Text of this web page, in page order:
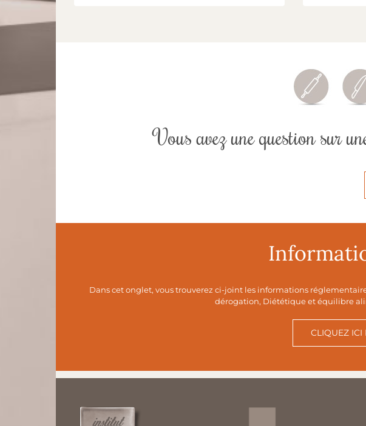
Vous avez une question sur
Dans cet onglet, vous trouverez ci-joint les informations
dérogation, Diététique et équilibre
CLIQUEZ ICI